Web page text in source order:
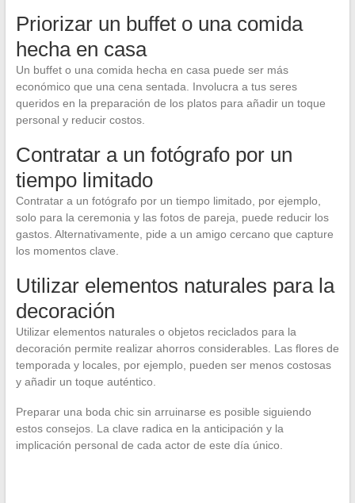
Priorizar un buffet o una comida
hecha en casa
Un buffet o una comida hecha en casa puede ser más
económico que una cena sentada. Involucra a tus seres
queridos en la preparación de los platos para añadir un toque
personal y reducir costos.
Contratar a un fotógrafo por un
tiempo limitado
Contratar a un fotógrafo por un tiempo limitado, por ejemplo,
solo para la ceremonia y las fotos de pareja, puede reducir los
gastos. Alternativamente, pide a un amigo cercano que capture
los momentos clave.
Utilizar elementos naturales para la
decoración
Utilizar elementos naturales o objetos reciclados para la
decoración permite realizar ahorros considerables. Las flores de
temporada y locales, por ejemplo, pueden ser menos costosas
y añadir un toque auténtico.
Preparar una boda chic sin arruinarse es posible siguiendo
estos consejos. La clave radica en la anticipación y la
implicación personal de cada actor de este día único.